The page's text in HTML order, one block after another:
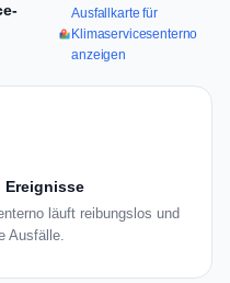
Ausfallkarte für
Klimaservicesenterno
anzeigen
Ereignisse
läuft reibungslos und
Ausfälle.